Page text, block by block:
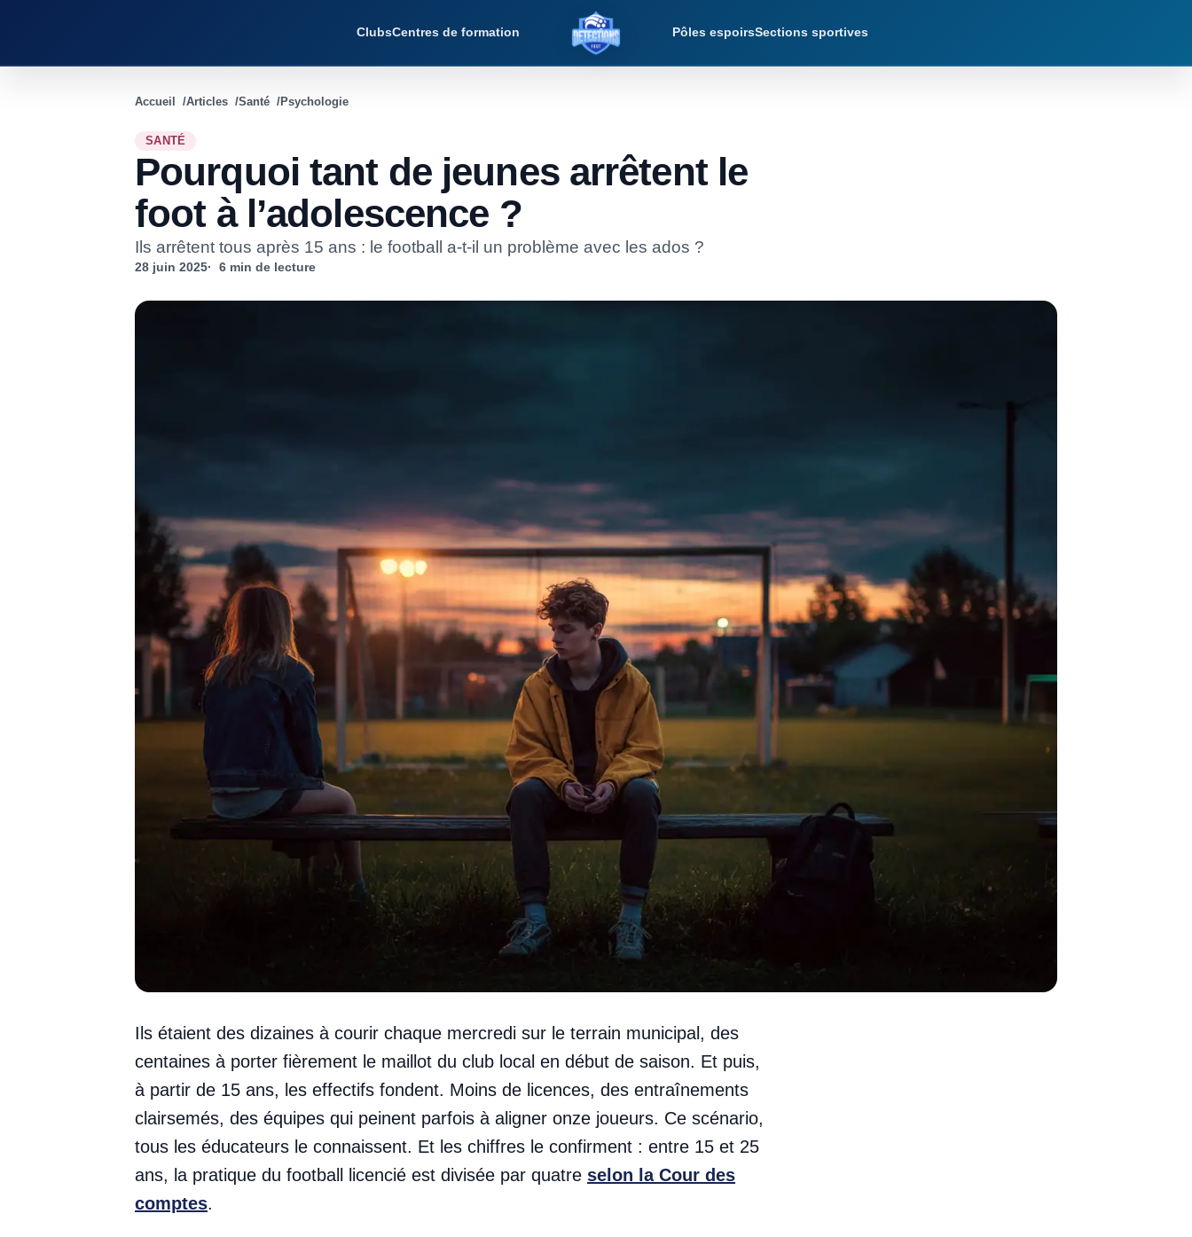
ClubsCentres de formation
Détections Foot
Pôles espoirsSections sportives
Accueil Articles Santé Psychologie
SANTÉ
Pourquoi tant de jeunes arrêtent le
foot à l’adolescence ?
Ils arrêtent tous après 15 ans : le football a-t-il un problème avec les ados ?
28 juin 2025 6 min de lecture
Ils étaient des dizaines à courir chaque mercredi sur le terrain municipal, des
centaines à porter fièrement le maillot du club local en début de saison. Et puis,
à partir de 15 ans, les effectifs fondent. Moins de licences, des entraînements
clairsemés, des équipes qui peinent parfois à aligner onze joueurs. Ce scénario,
tous les éducateurs le connaissent. Et les chiffres le confirment : entre 15 et 25
ans, la pratique du football licencié est divisée par quatre selon la Cour des
comptes.